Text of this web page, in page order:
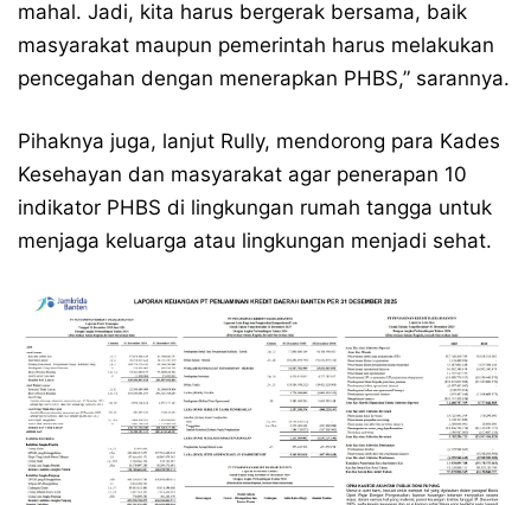
mahal. Jadi, kita harus bergerak bersama, baik
masyarakat maupun pemerintah harus melakukan
pencegahan dengan menerapkan PHBS,” sarannya.
Pihaknya juga, lanjut Rully, mendorong para Kades
Kesehayan dan masyarakat agar penerapan 10
indikator PHBS di lingkungan rumah tangga untuk
menjaga keluarga atau lingkungan menjadi sehat.